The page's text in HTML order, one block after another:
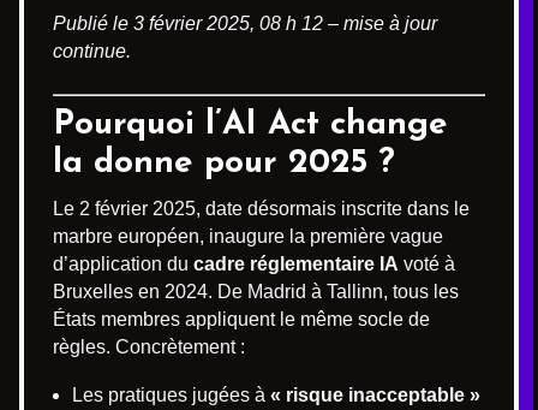
Publié le 3 février 2025, 08 h 12 – mise à jour
continue.
Pourquoi l’AI Act change
la donne pour 2025 ?
Le 2 février 2025, date désormais inscrite dans le
marbre européen, inaugure la première vague
d’application du cadre réglementaire IA voté à
Bruxelles en 2024. De Madrid à Tallinn, tous les
États membres appliquent le même socle de
règles. Concrètement :
Les pratiques jugées à « risque inacceptable »